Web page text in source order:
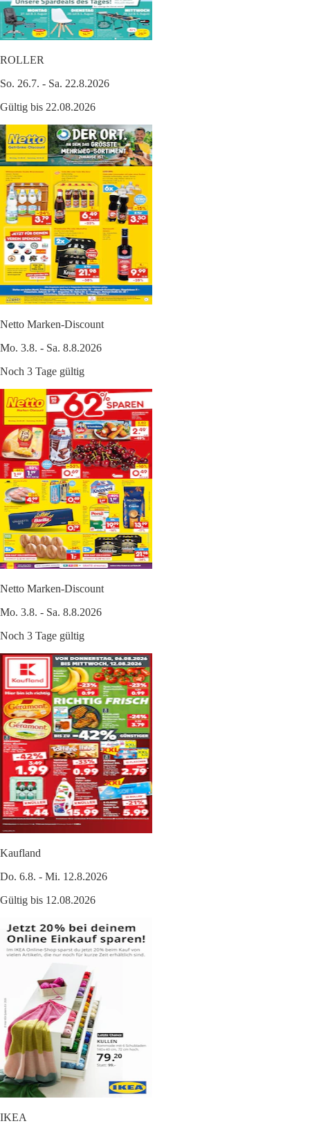
ROLLER
So. 26.7. - Sa. 22.8.2026
Gültig bis 22.08.2026
Netto Marken-Discount
Mo. 3.8. - Sa. 8.8.2026
Noch 3 Tage gültig
Netto Marken-Discount
Mo. 3.8. - Sa. 8.8.2026
Noch 3 Tage gültig
Kaufland
Do. 6.8. - Mi. 12.8.2026
Gültig bis 12.08.2026
IKEA